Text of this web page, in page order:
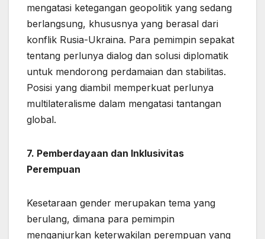
mengatasi ketegangan geopolitik yang sedang
berlangsung, khususnya yang berasal dari
konflik Rusia-Ukraina. Para pemimpin sepakat
tentang perlunya dialog dan solusi diplomatik
untuk mendorong perdamaian dan stabilitas.
Posisi yang diambil memperkuat perlunya
multilateralisme dalam mengatasi tantangan
global.
7. Pemberdayaan dan Inklusivitas
Perempuan
Kesetaraan gender merupakan tema yang
berulang, dimana para pemimpin
menganjurkan keterwakilan perempuan yang